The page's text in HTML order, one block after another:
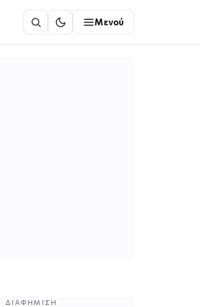
Μενού
ΔΙΑΦΉΜΙΣΗ